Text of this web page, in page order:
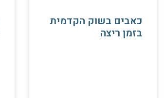
כאבים בשוק הקדמית
בזמן ריצה